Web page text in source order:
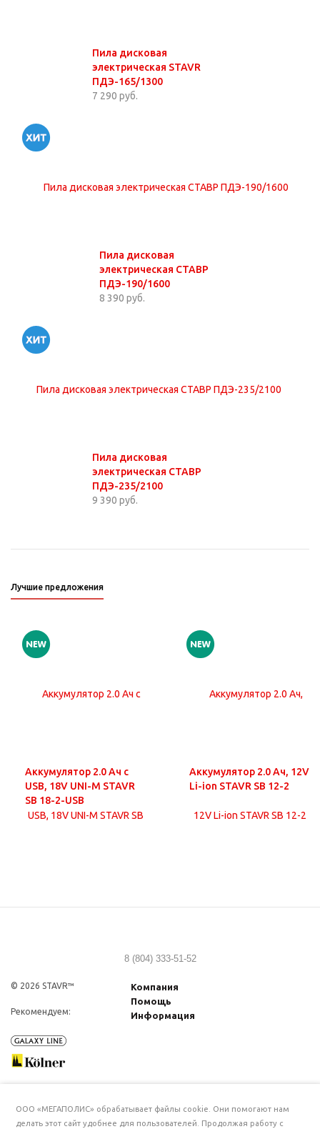
Пила дисковая
электрическая STAVR
ПДЭ-165/1300
7 290 руб.
Пила дисковая
электрическая СТАВР
ПДЭ-190/1600
8 390 руб.
Пила дисковая
электрическая СТАВР
ПДЭ-235/2100
9 390 руб.
Лучшие предложения
Аккумулятор 2.0 Ач с
USB, 18V UNI-M STAVR
SB 18-2-USB
Аккумулятор 2.0 Ач, 12V
Li-ion STAVR SB 12-2
8 (804) 333-51-52
© 2026 STAVR™
Рекомендуем:
Компания
Помощь
Информация
ООО «МЕГАПОЛИС» обрабатывает файлы cookie. Они помогают нам
делать этот сайт удобнее для пользователей. Продолжая работу с